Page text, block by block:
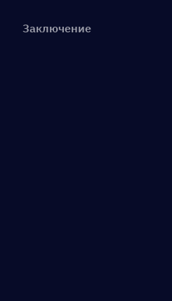
Заключение